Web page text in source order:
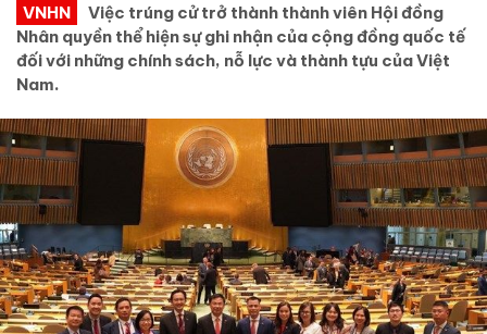
VNHN
Việc trúng cử trở thành thành viên Hội đồng
Nhân quyền thể hiện sự ghi nhận của cộng đồng quốc tế
đối với những chính sách, nỗ lực và thành tựu của Việt
Nam.